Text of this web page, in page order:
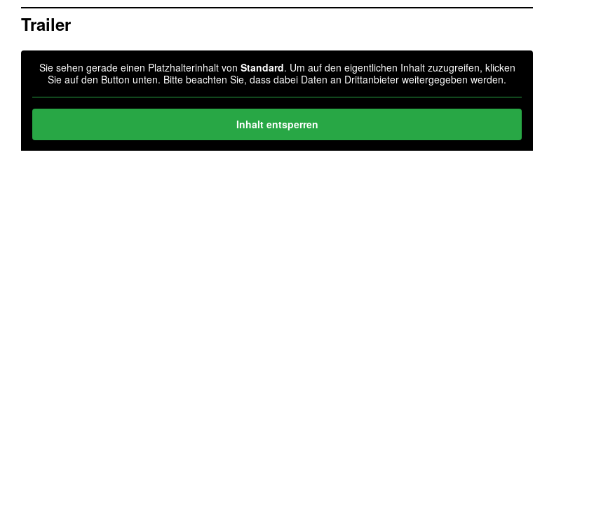
Trailer
Sie sehen gerade einen Platzhalterinhalt von Standard. Um auf den eigentlichen Inhalt zuzugreifen, klicken
Sie auf den Button unten. Bitte beachten Sie, dass dabei Daten an Drittanbieter weitergegeben werden.
Inhalt entsperren